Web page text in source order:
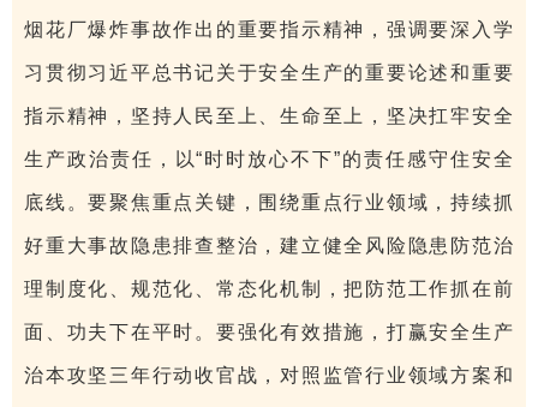
烟花厂爆炸事故作出的重要指示精神，强调要深入学
习贯彻习近平总书记关于安全生产的重要论述和重要
指示精神，坚持人民至上、生命至上，坚决扛牢安全
生产政治责任，以“时时放心不下”的责任感守住安全
底线。要聚焦重点关键，围绕重点行业领域，持续抓
好重大事故隐患排查整治，建立健全风险隐患防范治
理制度化、规范化、常态化机制，把防范工作抓在前
面、功夫下在平时。要强化有效措施，打赢安全生产
治本攻坚三年行动收官战，对照监管行业领域方案和